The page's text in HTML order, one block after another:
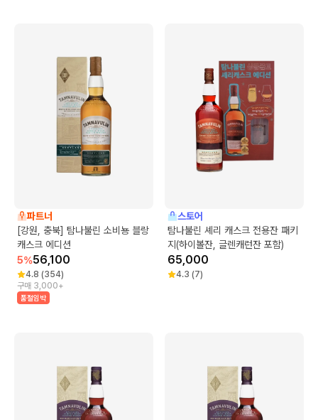
파트너
[강원, 충북] 탐나불린 소비뇽 블랑
캐스크 에디션
5%56,100
4.8 (354)
구매 3,000+
품절임박
스토어
탐나불린 셰리 캐스크 전용잔 패키
지(하이볼잔, 글렌캐런잔 포함)
65,000
4.3 (7)